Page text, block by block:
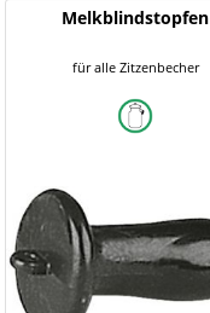
Melkblindstopfen
für alle Zitzenbecher